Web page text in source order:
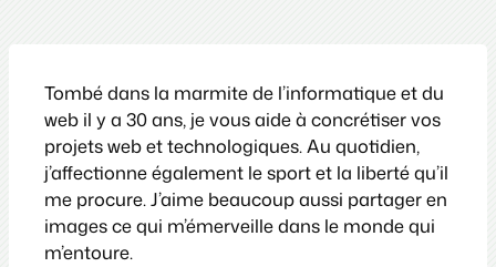
Tombé dans la marmite de l’informatique et du
web il y a 30 ans, je vous aide à concrétiser vos
projets web et technologiques. Au quotidien,
j’affectionne également le sport et la liberté qu’il
me procure. J’aime beaucoup aussi partager en
images ce qui m’émerveille dans le monde qui
m’entoure.